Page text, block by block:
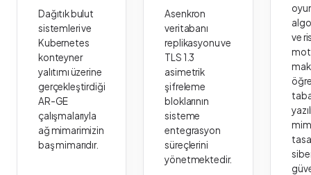
Dağıtık bulut
sistemleri ve
Kubernetes
konteyner
yalıtımı üzerine
gerçekleştirdiği
AR-GE
çalışmalarıyla
ağ mimarimizin
baş mimarıdır.
Asenkron
veritabanı
replikasyonu ve
TLS 1.3
asimetrik
şifreleme
bloklarının
sisteme
entegrasyon
süreçlerini
yönetmektedir.
ve